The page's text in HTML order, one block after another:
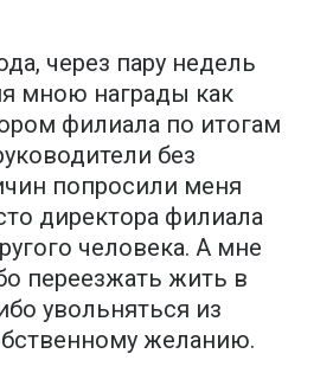
через пару недель
мною награды как
филиала по итогам
без
попросили меня
директора филиала
человека. А мне
переезжать жить в
увольняться из
желанию.